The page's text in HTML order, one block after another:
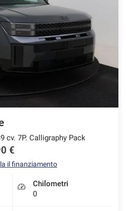
cv. 7P. Calligraphy Pack
€
il finanziamento
Chilometri
0